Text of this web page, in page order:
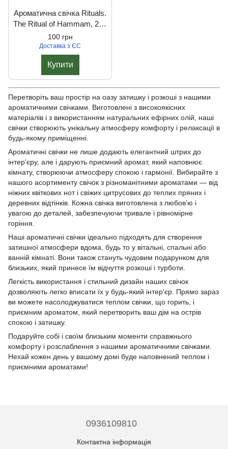
Ароматична свічка Rituals.
The Ritual of Hammam, 290
г.
100 грн
Доставка з ЄС
Купити
Перетворіть ваш простір на оазу затишку і розкоші з нашими
ароматичними свічками. Виготовлені з високоякісних
матеріалів і з використанням натуральних ефірних олій, наші
свічки створюють унікальну атмосферу комфорту і релаксації в
будь-якому приміщенні.
Ароматичні свічки не лише додають елегантний штрих до
інтер'єру, але і дарують приємний аромат, який наповнює
кімнату, створюючи атмосферу спокою і гармонії. Вибирайте з
нашого асортименту свічок з різноманітними ароматами — від
ніжних квіткових нот і свіжих цитрусових до теплих пряних і
деревних відтінків. Кожна свічка виготовлена з любов’ю і
увагою до деталей, забезпечуючи тривале і рівномірне
горіння.
Наші ароматичні свічки ідеально підходять для створення
затишної атмосфери вдома, будь то у вітальні, спальні або
ванній кімнаті. Вони також стануть чудовим подарунком для
близьких, який принесе їм відчуття розкоші і турботи.
Легкість використання і стильний дизайн наших свічок
дозволяють легко вписати їх у будь-який інтер'єр. Прямо зараз
ви можете насолоджуватися теплом свічки, що горить, і
приємним ароматом, який перетворить ваш дім на острів
спокою і затишку.
Подаруйте собі і своїм близьким моменти справжнього
комфорту і розслаблення з нашими ароматичними свічками.
Нехай кожен день у вашому домі буде наповнений теплом і
приємними ароматами!
0936109810
Контактна інформація